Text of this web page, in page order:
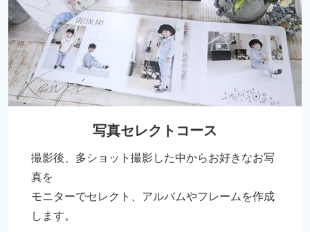
写真セレクトコース
撮影後、多ショット撮影した中からお好きなお写
真を
モニターでセレクト、アルバムやフレームを作成
します。